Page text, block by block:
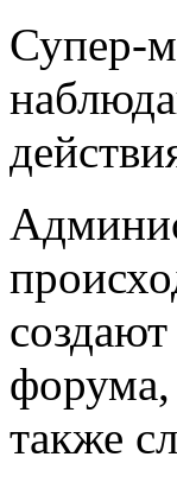
Супер-
форума,
также